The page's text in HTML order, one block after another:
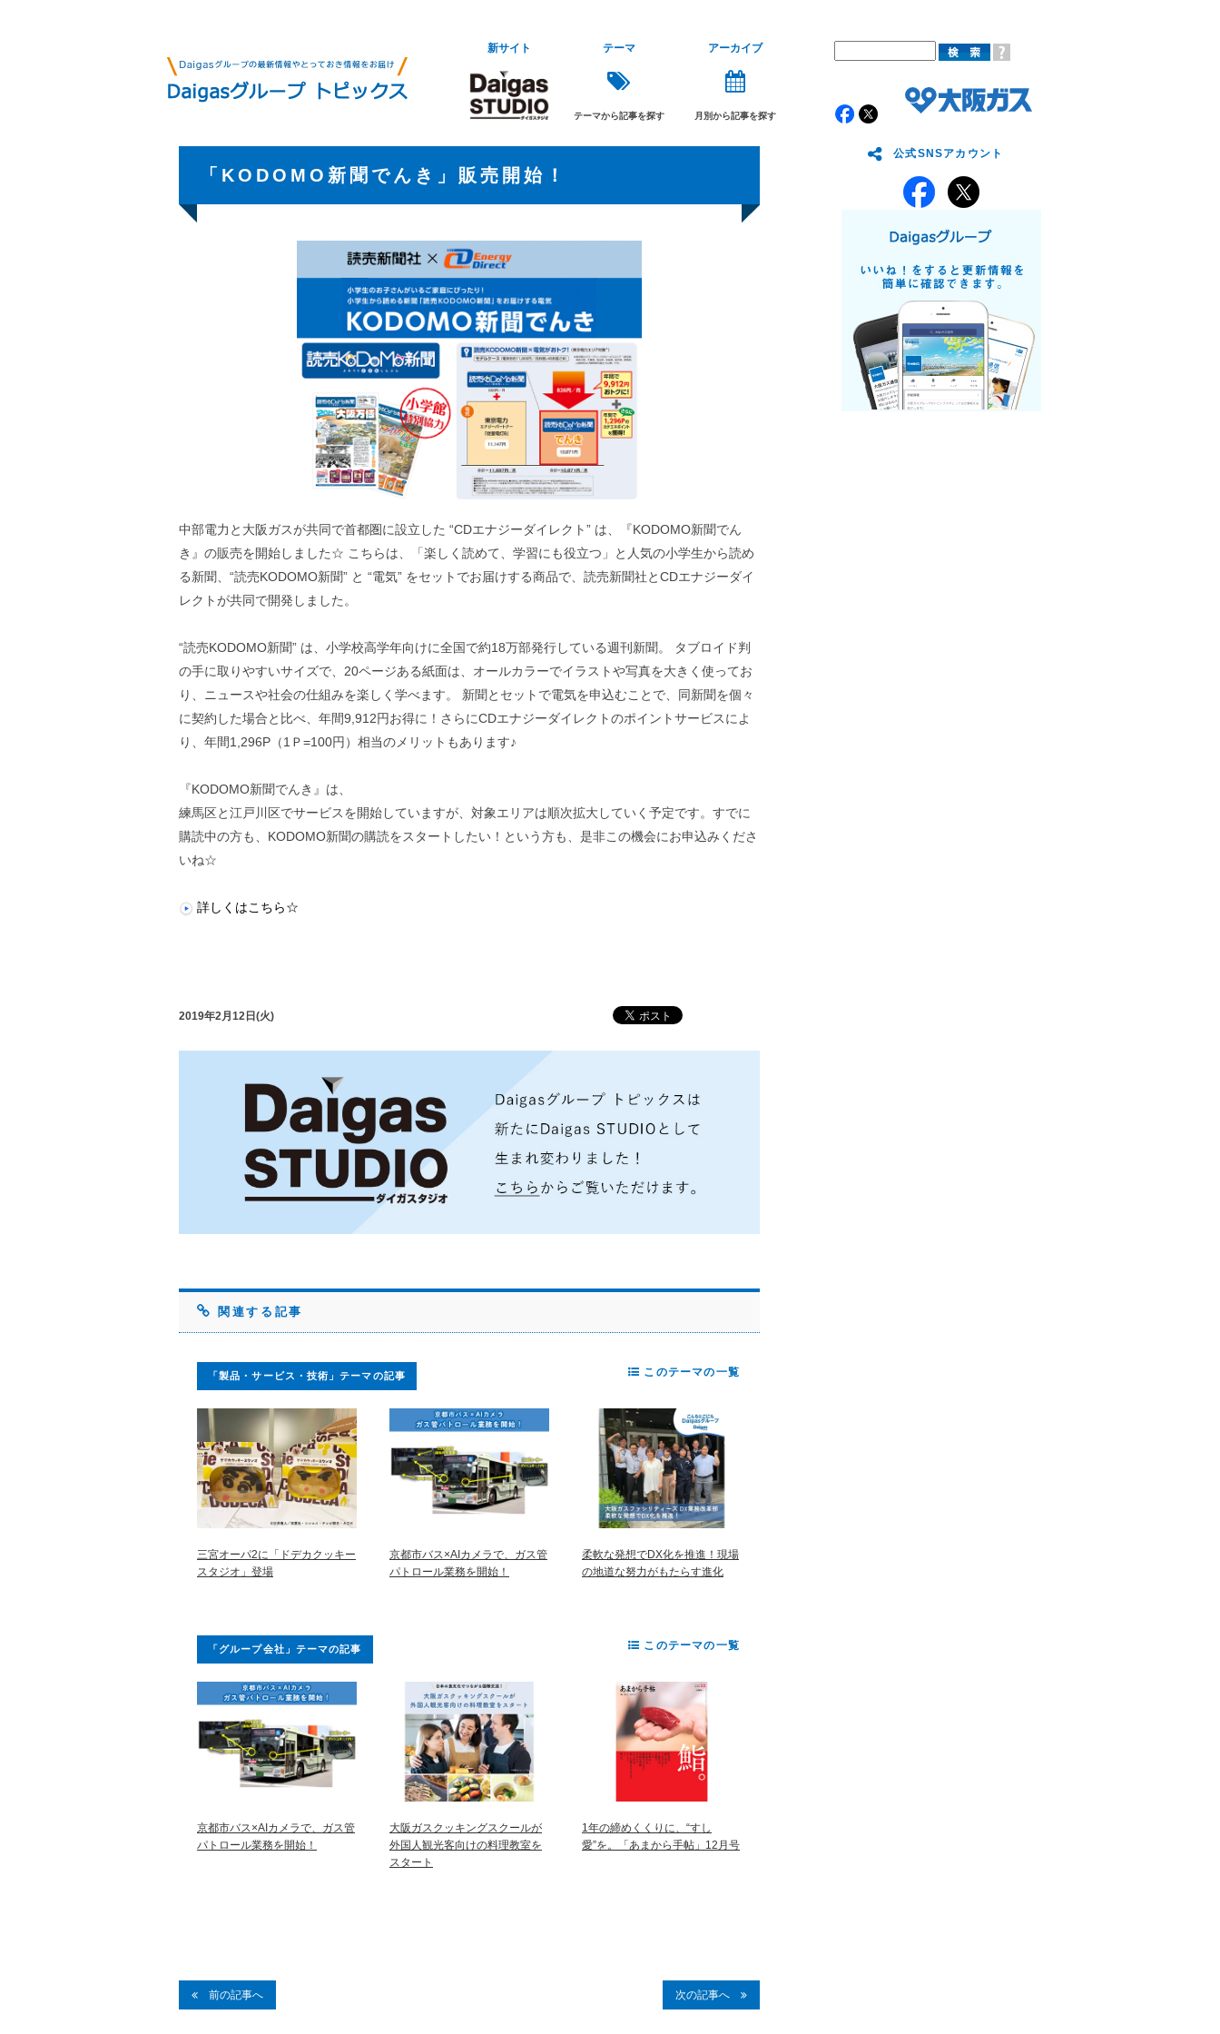
新サイト テーマ
テーマから記事を探す
アーカイブ
月別から記事を探す
「KODOMO新聞でんき」販売開始！
中部電力と大阪ガスが共同で首都圏に設立した “CDエナジーダイレクト” は、『KODOMO新聞でん
き』の販売を開始しました☆ こちらは、「楽しく読めて、学習にも役立つ」と人気の小学生から読め
る新聞、“読売KODOMO新聞” と “電気” をセットでお届けする商品で、読売新聞社とCDエナジーダイ
レクトが共同で開発しました。
“読売KODOMO新聞” は、小学校高学年向けに全国で約18万部発行している週刊新聞。 タブロイド判
の手に取りやすいサイズで、20ページある紙面は、オールカラーでイラストや写真を大きく使ってお
り、ニュースや社会の仕組みを楽しく学べます。 新聞とセットで電気を申込むことで、同新聞を個々
に契約した場合と比べ、年間9,912円お得に！さらにCDエナジーダイレクトのポイントサービスによ
り、年間1,296P（1Ｐ=100円）相当のメリットもあります♪
『KODOMO新聞でんき』は、
練馬区と江戸川区でサービスを開始していますが、対象エリアは順次拡大していく予定です。すでに
購読中の方も、KODOMO新聞の購読をスタートしたい！という方も、是非この機会にお申込みくださ
いね☆
詳しくはこちら☆
2019年2月12日(火)
関連する記事
「製品・サービス・技術」テーマの記事
三宮オーパ2に「ドデカクッキー
スタジオ」登場
京都市バス×AIカメラで、ガス管
パトロール業務を開始！
柔軟な発想でDX化を推進！現場
の地道な努力がもたらす進化
このテーマの一覧
「グループ会社」テーマの記事
京都市バス×AIカメラで、ガス管
パトロール業務を開始！
大阪ガスクッキングスクールが
外国人観光客向けの料理教室を
スタート
1年の締めくくりに、“すし
愛”を。「あまから手帖」12月号
このテーマの一覧
前の記事へ 次の記事へ
公式SNSアカウント